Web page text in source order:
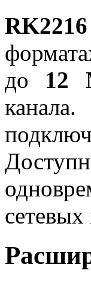
до 12